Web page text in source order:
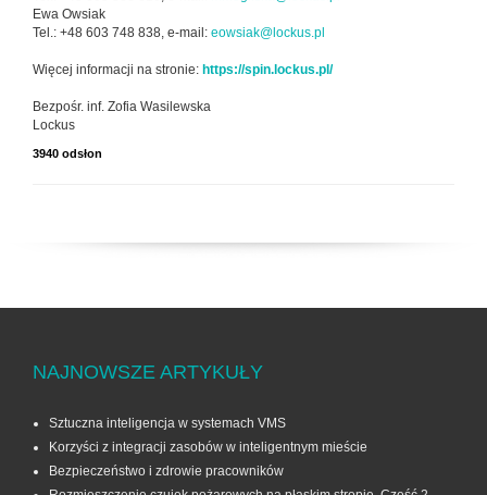
Ewa Owsiak
Tel.: +48 603 748 838, e-mail: eowsiak@lockus.pl
Więcej informacji na stronie: https://spin.lockus.pl/
Bezpośr. inf. Zofia Wasilewska
Lockus
3940 odsłon
NAJNOWSZE ARTYKUŁY
Sztuczna inteligencja w systemach VMS
Korzyści z integracji zasobów w inteligentnym mieście
Bezpieczeństwo i zdrowie pracowników